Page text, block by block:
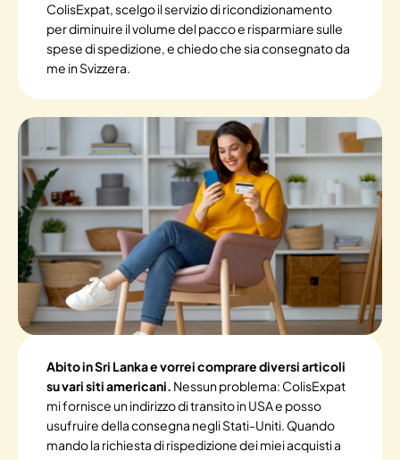
ColisExpat, scelgo il servizio di ricondizionamento
per diminuire il volume del pacco e risparmiare sulle
spese di spedizione, e chiedo che sia consegnato da
me in Svizzera.
Abito in Sri Lanka e vorrei comprare diversi articoli
su vari siti americani. Nessun problema: ColisExpat
mi fornisce un indirizzo di transito in USA e posso
usufruire della consegna negli Stati-Uniti. Quando
mando la richiesta di rispedizione dei miei acquisti a